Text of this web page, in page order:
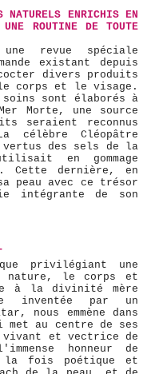
NATURELS ENRICHIS EN
ROUTINE DE TOUTE
revue spéciale
existant depuis
divers produits
corps et le visage.
sont élaborés à
Morte, une source
seraient reconnus
célèbre Cléopâtre
des sels de la
en gommage
Cette dernière, en
peau avec ce trésor
intégrante de son
privilégiant une
le corps et
à la divinité mère
inventée par un
nous emmène dans
au centre de ses
vivant et vectrice de
honneur de
la fois poétique et